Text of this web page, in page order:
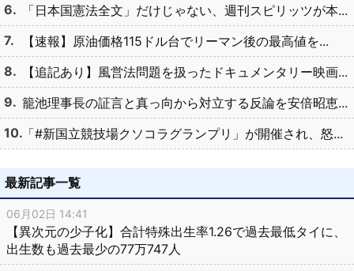
「日本国憲法全文」だけじゃない、週刊スピリッツが本...
【速報】原油価格115ドル台でリーマン後の最高値を...
【追記あり】風営法問題を扱ったドキュメンタリー映画...
籠池理事長の証言と真っ向から対立する反論を安倍昭恵...
「#新国立競技場クソコラグランプリ」が開催され、怒...
最新記事一覧
06月02日 14:41
【異次元の少子化】合計特殊出生率1.26で過去最低タイに、
出生数も過去最少の77万747人